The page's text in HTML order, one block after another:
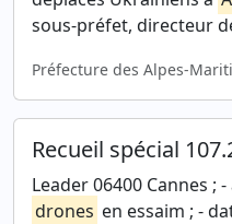
sous-préfet, directeur
Préfecture des Alpes-
Recueil spécial
Leader 06400 Cannes ;
drones en essaim ; -